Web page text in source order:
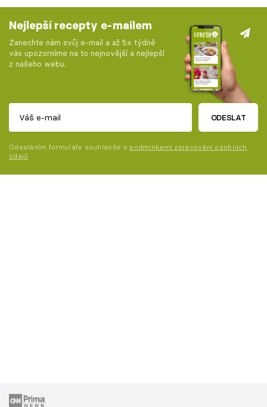
Nejlepší recepty e-mailem
Zanechte nám svůj e-mail a až 5x týdně
vás upozorníme na to nejnovější a nejlepší
z našeho webu.
ODESLAT
Odesláním formuláře souhlasíte s podmínkami zpracování osobních
údajů